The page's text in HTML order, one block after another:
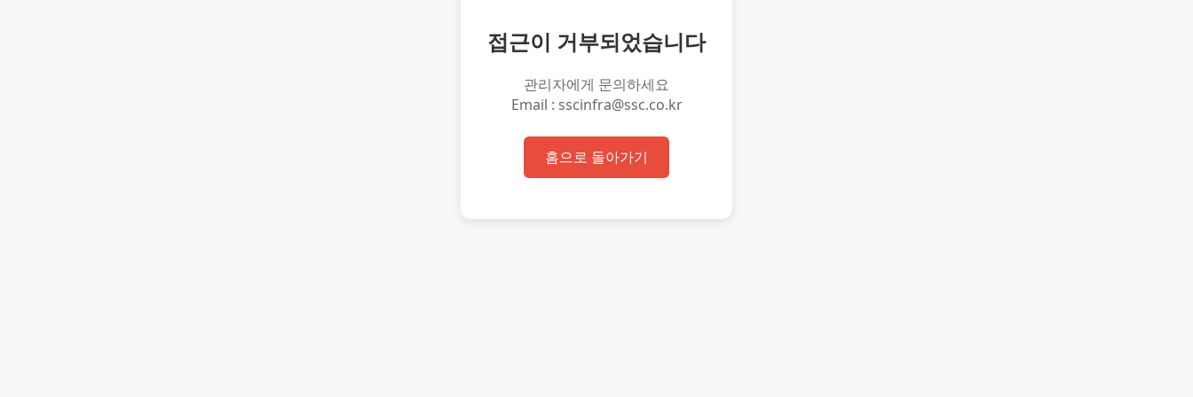
접근이 거부되었습니다
관리자에게 문의하세요
Email : sscinfra@ssc.co.kr
홈으로 돌아가기